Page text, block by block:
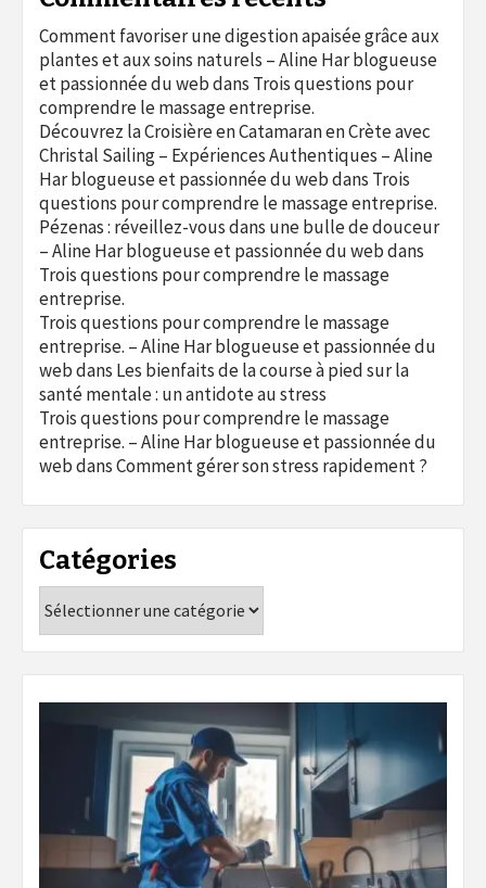
Comment favoriser une digestion apaisée grâce aux
plantes et aux soins naturels – Aline Har blogueuse
et passionnée du webdans Trois questions pour
comprendre le massage entreprise.
Découvrez la Croisière en Catamaran en Crète avec
Christal Sailing – Expériences Authentiques – Aline
Har blogueuse et passionnée du webdans Trois
questions pour comprendre le massage entreprise.
Pézenas : réveillez-vous dans une bulle de douceur
– Aline Har blogueuse et passionnée du webdans
Trois questions pour comprendre le massage
entreprise.
Trois questions pour comprendre le massage
entreprise. – Aline Har blogueuse et passionnée du
webdans Les bienfaits de la course à pied sur la
santé mentale : un antidote au stress
Trois questions pour comprendre le massage
entreprise. – Aline Har blogueuse et passionnée du
webdansComment gérer son stress rapidement ?
Catégories